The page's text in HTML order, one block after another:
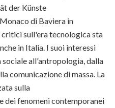
der Künste
di Baviera in
critici sull'era tecnologica sta
in Italia. I suoi interessi
all'antropologia, dalla
comunicazione di massa. La
sulla
dei fenomeni contemporanei